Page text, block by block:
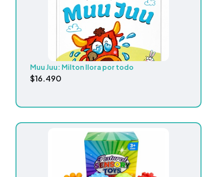
Muu Juu: Milton llora por todo
$16.490